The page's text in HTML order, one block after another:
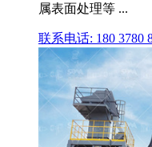
属表面处理等 ...
联系电话: 180 3780